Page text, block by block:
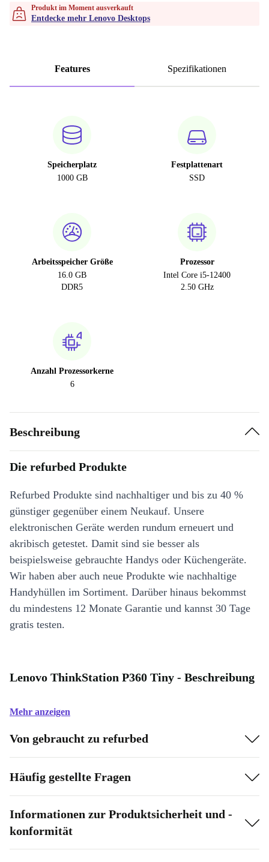
Produkt im Moment ausverkauft
Entdecke mehr Lenovo Desktops
Features Spezifikationen
Speicherplatz
1000 GB
Festplattenart
SSD
Arbeitsspeicher Größe
16.0 GB
DDR5
Prozessor
Intel Core i5-12400
2.50 GHz
Anzahl Prozessorkerne
6
Beschreibung
Die refurbed Produkte
Refurbed Produkte sind nachhaltiger und bis zu 40 %
günstiger gegenüber einem Neukauf. Unsere
elektronischen Geräte werden rundum erneuert und
akribisch getestet. Damit sind sie besser als
beispielsweise gebrauchte Handys oder Küchengeräte.
Wir haben aber auch neue Produkte wie nachhaltige
Handyhüllen im Sortiment. Darüber hinaus bekommst
du mindestens 12 Monate Garantie und kannst 30 Tage
gratis testen.
Lenovo ThinkStation P360 Tiny - Beschreibung
Mehr anzeigen
Von gebraucht zu refurbed
Häufig gestellte Fragen
Informationen zur Produktsicherheit und -
konformität